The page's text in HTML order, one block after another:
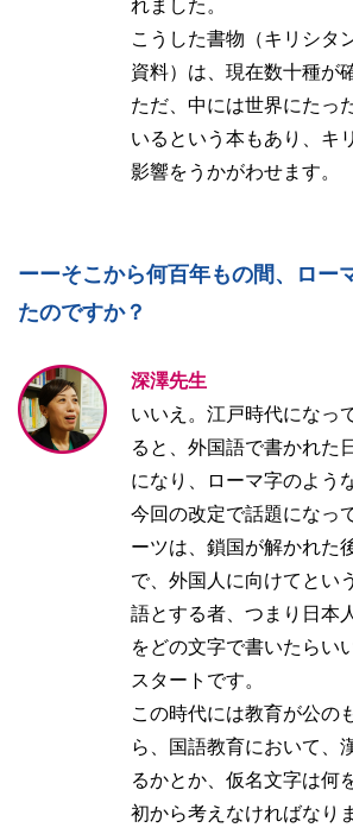
れました。
こうした書物（キリシタ
資料）は、現在数十種が
ただ、中には世界にたっ
いるという本もあり、キ
影響をうかがわせます。
ーーそこから何百年もの間、ロー
たのですか？
深澤先生
いいえ。江戸時代になっ
ると、外国語で書かれた
になり、ローマ字のよう
今回の改定で話題になっ
ーツは、鎖国が解かれた
で、外国人に向けてとい
語とする者、つまり日本
をどの文字で書いたらい
スタートです。
この時代には教育が公の
ら、国語教育において、
るかとか、仮名文字は何
初から考えなければなり